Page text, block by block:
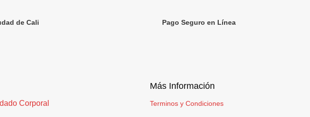
de Cali Pago Seguro en Línea
Corporal
Más Información
Terminos y Condiciones